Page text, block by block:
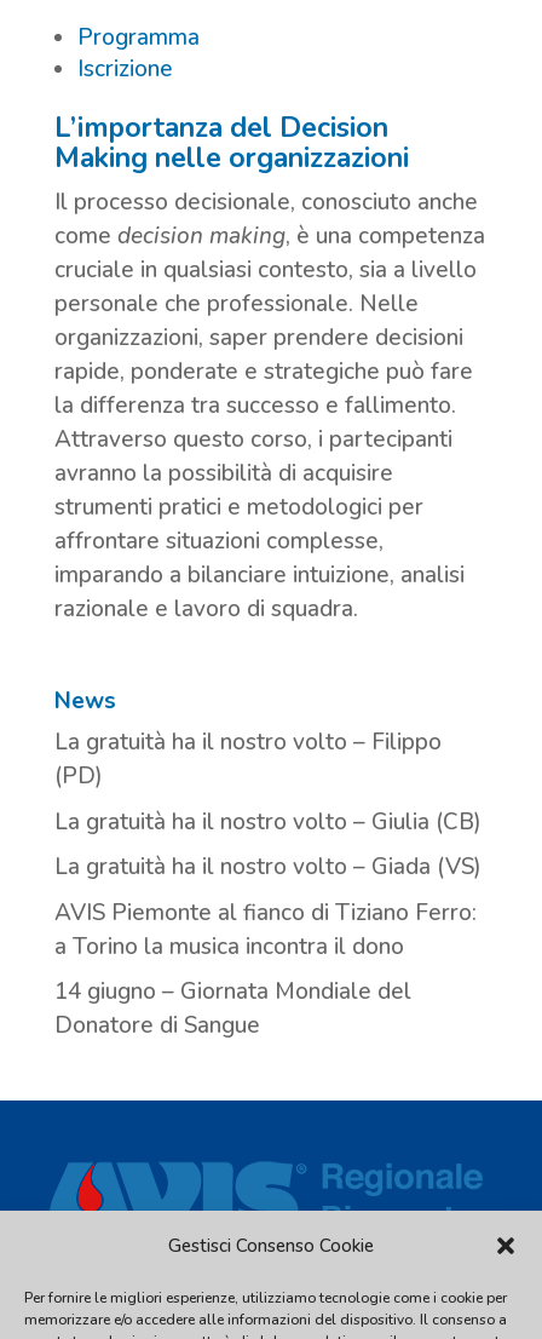
Gestisci Consenso Cookie
Per fornire le migliori esperienze, utilizziamo tecnologie come i cookie per
memorizzare e/o accedere alle informazioni del dispositivo. Il consenso a
Programma
Iscrizione
L’importanza del Decision
Making nelle organizzazioni
Il processo decisionale, conosciuto anche
come decision making, è una competenza
cruciale in qualsiasi contesto, sia a livello
personale che professionale. Nelle
organizzazioni, saper prendere decisioni
rapide, ponderate e strategiche può fare
la differenza tra successo e fallimento.
Attraverso questo corso, i partecipanti
avranno la possibilità di acquisire
strumenti pratici e metodologici per
affrontare situazioni complesse,
imparando a bilanciare intuizione, analisi
razionale e lavoro di squadra.
News
La gratuità ha il nostro volto – Filippo
(PD)
La gratuità ha il nostro volto – Giulia (CB)
La gratuità ha il nostro volto – Giada (VS)
AVIS Piemonte al fianco di Tiziano Ferro:
a Torino la musica incontra il dono
14 giugno – Giornata Mondiale del
Donatore di Sangue
Via Piave, 54 - 10044 Pianezza (TO) - C.F. 97539810016 - Tel.